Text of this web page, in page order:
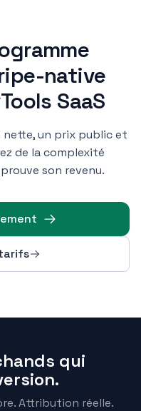
native
SaaS
nette, un prix public et
de la complexité
son revenu.
qui
Attribution réelle.